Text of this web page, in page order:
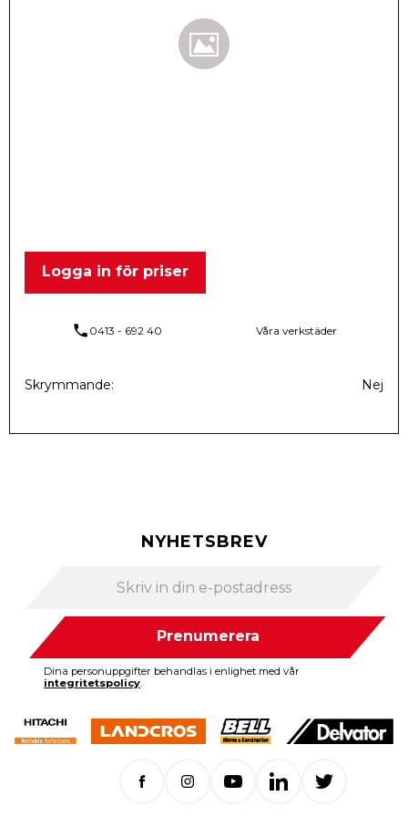
Logga in för priser
phone 0413 - 692 40 Våra verkstäder
Skrymmande Nej
NYHETSBREV
Prenumerera
Dina personuppgifter behandlas i enlighet med vår
integritetspolicy.